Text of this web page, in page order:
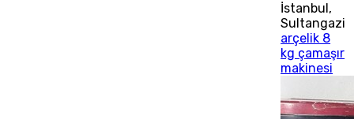
İstanbul ,
Sultangazi
arçelik 8
kg çamaşır
makinesi